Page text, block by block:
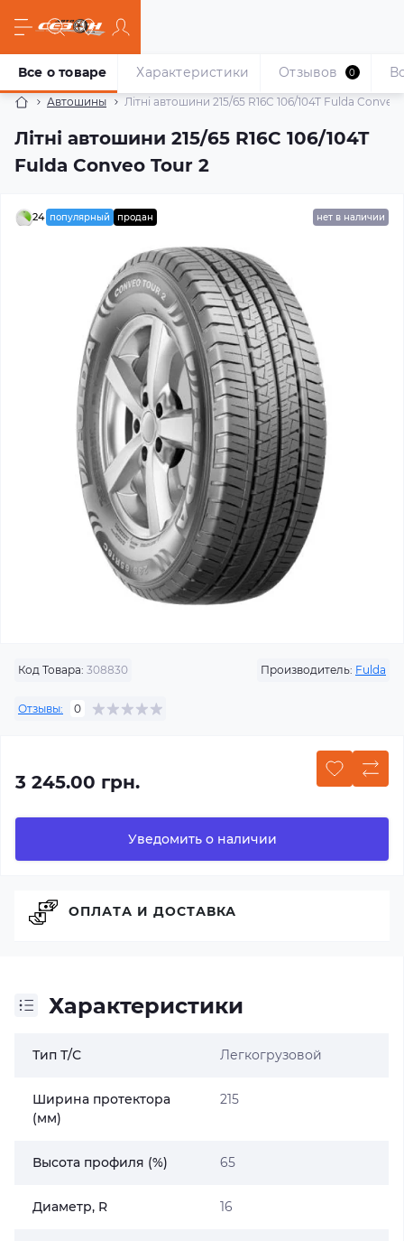
Автошины Літні автошини 215/65 R16C 106/104T Fulda Conveo
Літні автошини 215/65 R16C 106/104T
Fulda Conveo Tour 2
Все о товаре Характеристики Отзывов 0
24 популярный продан нет в наличии
Код Товара: 308830 Производитель: Fulda
Отзывы: 0
3 245.00 грн.
Уведомить о наличии
Характеристики
Тип Т/С Легкогрузовой
Ширина протектора
(мм)
215
Высота профиля (%) 65
Диаметр, R 16
ОПЛАТА И ДОСТАВКА